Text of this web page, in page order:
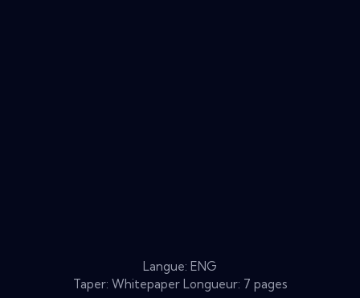
Langue: ENG
Taper: Whitepaper Longueur: 7 pages